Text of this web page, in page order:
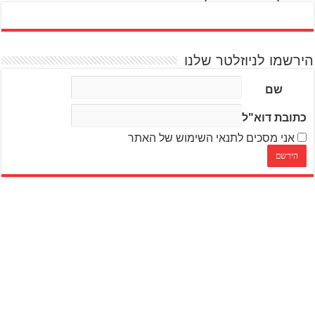
הירשמו לניוזלטר שלנו
שם
כתובת דוא"ל
אני מסכים לתנאי השימוש של האתר